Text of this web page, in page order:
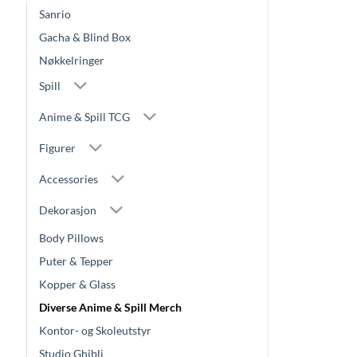
Sanrio
Gacha & Blind Box
Nøkkelringer
Spill
Anime & Spill TCG
Figurer
Accessories
Dekorasjon
Body Pillows
Puter & Tepper
Kopper & Glass
Diverse Anime & Spill Merch
Kontor- og Skoleutstyr
Studio Ghibli